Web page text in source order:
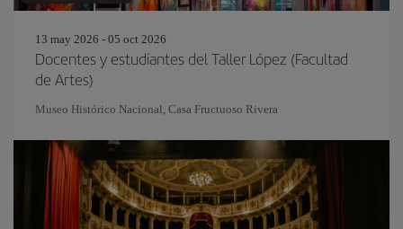
13 may 2026 - 05 oct 2026
Docentes y estudiantes del Taller López (Facultad
de Artes)
Museo Histórico Nacional, Casa Fructuoso Rivera